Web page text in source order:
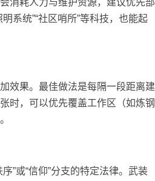
系统”“社区哨所”等科技，也能起
效果。最佳做法是每隔一段距离建
时，可以优先覆盖工作区（如炼钢
”或“信仰”分支的特定法律。武装